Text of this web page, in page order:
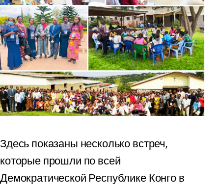
Здесь показаны несколько встреч,
которые прошли по всей
Демократической Республике Конго в